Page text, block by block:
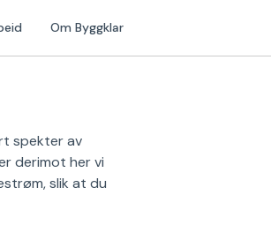
Om Byggklar
spekter av
derimot her vi
slik at du